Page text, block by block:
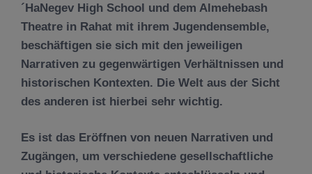
´HaNegev High School und dem Almehebash
Theatre in Rahat mit ihrem Jugendensemble,
beschäftigen sie sich mit den jeweiligen
Narrativen zu gegenwärtigen Verhältnissen und
historischen Kontexten. Die Welt aus der Sicht
des anderen ist hierbei sehr wichtig.
Es ist das Eröffnen von neuen Narrativen und
Zugängen, um verschiedene gesellschaftliche